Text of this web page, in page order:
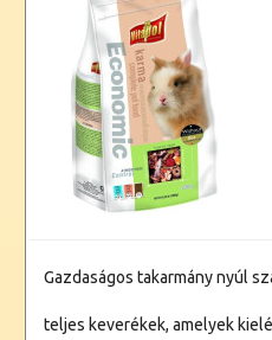
Gazdaságos takarmány nyúl
teljes keverékek, amelyek